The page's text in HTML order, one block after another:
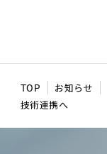
TOP お知らせ
技術連携へ